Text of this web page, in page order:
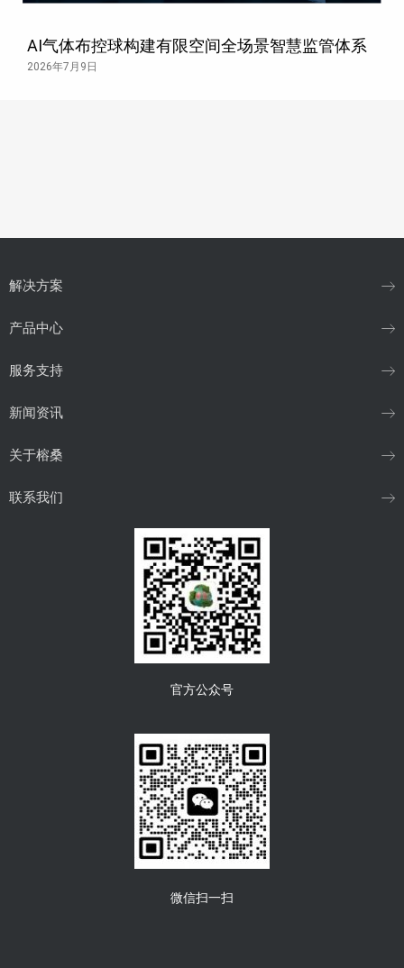
AI气体布控球构建有限空间全场景智慧监管体系
2026年7月9日
解决方案
产品中心
服务支持
新闻资讯
关于榕桑
联系我们
官方公众号
微信扫一扫